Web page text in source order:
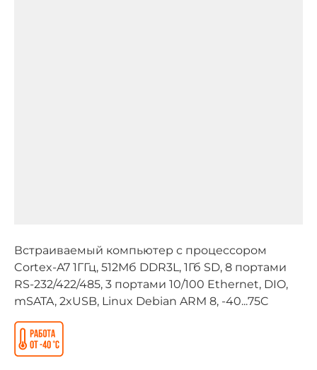
Встраиваемый компьютер с процессором
Cortex-A7 1ГГц, 512Мб DDR3L, 1Гб SD, 8 портами
RS-232/422/485, 3 портами 10/100 Ethernet, DIO,
mSATA, 2xUSB, Linux Debian ARM 8, -40...75C